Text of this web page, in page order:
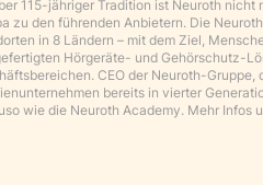
115-jähriger Tradition ist Neuroth
zu den führenden Anbietern. Die
in 8 Ländern – mit dem Ziel,
Hörgeräte- und Gehörschutz-
CEO der Neuroth-
bereits in vierter
wie die Neuroth Academy. Mehr Infos